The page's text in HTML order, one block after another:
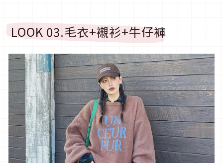
LOOK 03.毛衣+襯衫+牛仔褲